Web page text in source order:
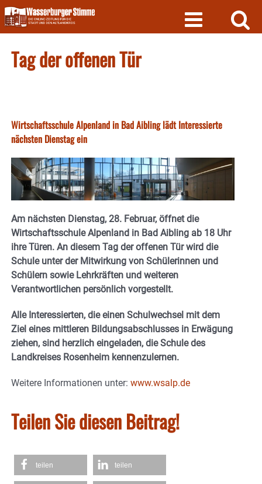
Skip
to
content
Tag der offenen Tür
Wirtschaftsschule Alpenland in Bad Aibling lädt Interessierte
nächsten Dienstag ein
Am nächsten Dienstag, 28. Februar, öffnet die
Wirtschaftsschule Alpenland in Bad Aibling ab 18 Uhr
ihre Türen. An diesem Tag der offenen Tür wird die
Schule unter der Mitwirkung von Schülerinnen und
Schülern sowie Lehrkräften und weiteren
Verantwortlichen persönlich vorgestellt.
Alle Interessierten, die einen Schulwechsel mit dem
Ziel eines mittleren Bildungsabschlusses in Erwägung
ziehen, sind herzlich eingeladen, die Schule des
Landkreises Rosenheim kennenzulernen.
Weitere Informationen unter: www.wsalp.de
Teilen Sie diesen Beitrag!
teilen teilen